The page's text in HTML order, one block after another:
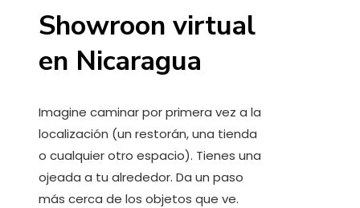
Showroon virtual
en Nicaragua
Imagine caminar por primera vez a la
localización (un restorán, una tienda
o cualquier otro espacio). Tienes una
ojeada a tu alrededor. Da un paso
más cerca de los objetos que ve.